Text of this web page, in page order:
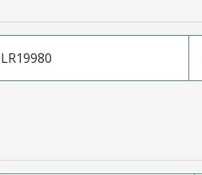
LR19980